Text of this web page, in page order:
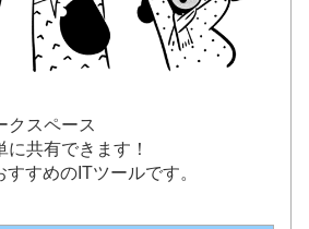
クスペース
共有できます！
すめのITツールです。